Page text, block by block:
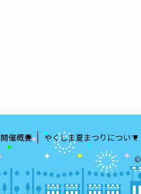
開催概要 やくしま夏まつりについて
©